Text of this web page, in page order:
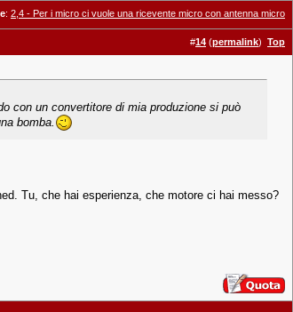
: 2,4 - Per i micro ci vuole una ricevente micro con antenna micro
#14 (permalink) Top
con un convertitore di mia produzione si può
bomba.
Tu, che hai esperienza, che motore ci hai messo?